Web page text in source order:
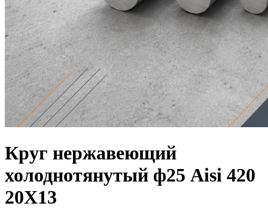
Круг нержавеющий
холоднотянутый ф25 Aisi 420
20Х13